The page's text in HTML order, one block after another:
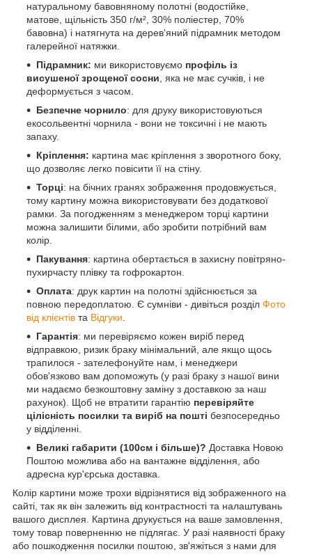
натуральному бавовняному полотні (водостійке,
матове, щільність 350 г/м², 30% поліестер, 70%
бавовна) і натягнута на дерев'яний підрамник методом
галерейної натяжки.
Підрамник: ми використовуємо профіль із
висушеної зрощеної сосни, яка не має сучків, і не
деформується з часом.
Безпечне чорнило: для друку використовуються
екосольвентні чорнила - вони не токсичні і не мають
запаху.
Кріплення: картина має кріплення з зворотного боку,
що дозволяє легко повісити її на стіну.
Торці: на бічних гранях зображення продовжується,
тому картину можна використовувати без додаткової
рамки. За погодженням з менеджером торці картини
можна залишити білими, або зробити потрібний вам
колір.
Пакування: картина обертається в захисну повітряно-
пухирчасту плівку та гофрокартон.
Оплата: друк картин на полотні здійснюється за
повною передоплатою. Є сумніви - дивіться розділ Фото
від клієнтів та Відгуки.
Гарантія: ми перевіряємо кожен виріб перед
відправкою, ризик браку мінімальний, але якщо щось
трапилося - зателефонуйте нам, і менеджери
обов'язково вам допоможуть (у разі браку з нашої вини
ми надаємо безкоштовну заміну з доставкою за наш
рахунок). Щоб не втратити гарантію перевіряйте
цілісність посилки та виріб на пошті безпосередньо
у відділенні.
Великі габарити (100см і більше)? Доставка Новою
Поштою можлива або на вантажне відділення, або
адресна кур'єрська доставка.
Колір картини може трохи відрізнятися від зображенного на
сайті, так як він залежить від контрастності та налаштувань
вашого дисплея. Картина друкується на ваше замовлення,
тому товар поверненню не підлягає. У разі наявності браку
або пошкодження посилки поштою, зв'яжіться з нами для